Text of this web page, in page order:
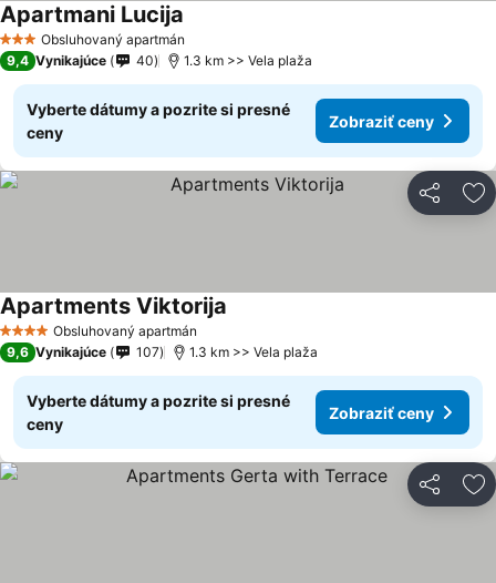
3 Počet hviezdičiek
Obsluhovaný apartmán
Apartmani Lucija
9,4 Vynikajúce 40 1.3 km >> Vela plaža
Vyberte dátumy a pozrite si presné
ceny
Zobraziť ceny
Zdieľať
4 Počet hviezdičiek
Obsluhovaný apartmán
Apartments Viktorija
9,6 Vynikajúce 107 1.3 km >> Vela plaža
Vyberte dátumy a pozrite si presné
ceny
Zobraziť ceny
Zdieľať